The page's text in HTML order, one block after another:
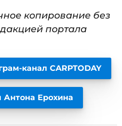
копирование без
портала
канал CARPTODAY
Антона Ерохина